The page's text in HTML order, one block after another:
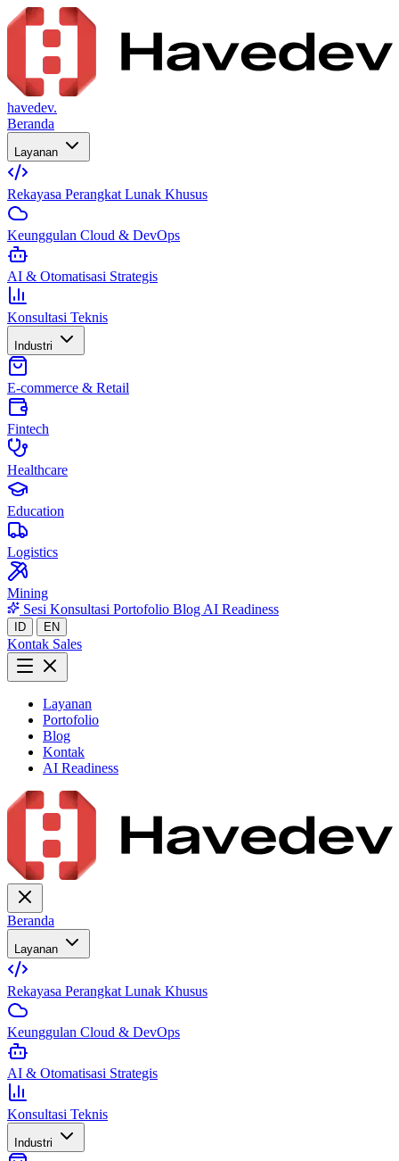
havedev.
Beranda
Layanan
Rekayasa Perangkat Lunak Khusus
Keunggulan Cloud & DevOps
AI & Otomatisasi Strategis
Konsultasi Teknis
Industri
E-commerce & Retail
Fintech
Healthcare
Education
Logistics
Mining
Sesi Konsultasi Portofolio Blog AI Readiness
ID EN
Kontak Sales
Layanan
Portofolio
Blog
Kontak
AI Readiness
Beranda
Layanan
Rekayasa Perangkat Lunak Khusus
Keunggulan Cloud & DevOps
AI & Otomatisasi Strategis
Konsultasi Teknis
Industri